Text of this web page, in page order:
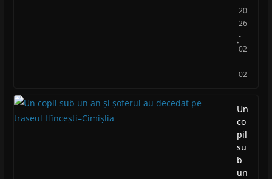
20
26
-
02
-
02
Un
co
pil
su
b
un